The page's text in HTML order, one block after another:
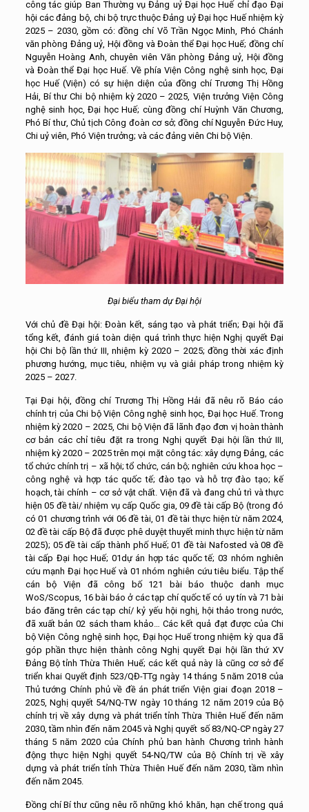
công tác giúp Ban Thường vụ Đảng uỷ Đại học Huế chỉ đạo Đại
hội các đảng bộ, chi bộ trực thuộc Đảng uỷ Đại học Huế nhiệm kỳ
2025 – 2030, gồm có: đồng chí Võ Trần Ngọc Minh, Phó Chánh
văn phòng Đảng uỷ, Hội đồng và Đoàn thể Đại học Huế; đồng chí
Nguyễn Hoàng Anh, chuyên viên Văn phòng Đảng uỷ, Hội đồng
và Đoàn thể Đại học Huế. Về phía Viện Công nghệ sinh học, Đại
học Huế (Viện) có sự hiện diện của đồng chí Trương Thị Hồng
Hải, Bí thư Chi bộ nhiệm kỳ 2020 – 2025, Viện trưởng Viện Công
nghệ sinh học, Đại học Huế; cùng đồng chí Huỳnh Văn Chương,
Phó Bí thư, Chủ tịch Công đoàn cơ sở; đồng chí Nguyễn Đức Huy,
Chi uỷ viên, Phó Viện trưởng; và các đảng viên Chi bộ Viện.
Đại biểu tham dự Đại hội
Với chủ đề Đại hội: Đoàn kết, sáng tạo và phát triển; Đại hội đã
tổng kết, đánh giá toàn diện quá trình thực hiện Nghị quyết Đại
hội Chi bộ lần thứ III, nhiệm kỳ 2020 – 2025; đồng thời xác định
phương hướng, mục tiêu, nhiệm vụ và giải pháp trong nhiệm kỳ
2025 – 2027.
Tại Đại hội, đồng chí Trương Thị Hồng Hải đã nêu rõ Báo cáo
chính trị của Chi bộ Viện Công nghệ sinh học, Đại học Huế. Trong
nhiệm kỳ 2020 – 2025, Chi bộ Viện đã lãnh đạo đơn vị hoàn thành
cơ bản các chỉ tiêu đặt ra trong Nghị quyết Đại hội lần thứ III,
nhiệm kỳ 2020 – 2025 trên mọi mặt công tác: xây dựng Đảng, các
tổ chức chính trị – xã hội; tổ chức, cán bộ; nghiên cứu khoa học –
công nghệ và hợp tác quốc tế; đào tạo và hỗ trợ đào tạo; kế
hoạch, tài chính – cơ sở vật chất. Viện đã và đang chủ trì và thực
hiện 05 đề tài/ nhiệm vụ cấp Quốc gia, 09 đề tài cấp Bộ (trong đó
có 01 chương trình với 06 đề tài, 01 đề tài thực hiện từ năm 2024,
02 đề tài cấp Bộ đã được phê duyệt thuyết minh thực hiện từ năm
2025); 05 đề tài cấp thành phố Huế; 01 đề tài Nafosted và 08 đề
tài cấp Đại học Huế; 01dự án hợp tác quốc tế; 03 nhóm nghiên
cứu mạnh Đại học Huế và 01 nhóm nghiên cứu tiêu biểu. Tập thể
cán bộ Viện đã công bố 121 bài báo thuộc danh mục
WoS/Scopus, 16 bài báo ở các tạp chí quốc tế có uy tín và 71 bài
báo đăng trên các tạp chí/ kỷ yếu hội nghị, hội thảo trong nước,
đã xuất bản 02 sách tham khảo… Các kết quả đạt được của Chi
bộ Viện Công nghệ sinh học, Đại học Huế trong nhiệm kỳ qua đã
góp phần thực hiện thành công Nghị quyết Đại hội lần thứ XV
Đảng Bộ tỉnh Thừa Thiên Huế; các kết quả này là cũng cơ sở để
triển khai Quyết định 523/QĐ-TTg ngày 14 tháng 5 năm 2018 của
Thủ tướng Chính phủ về đề án phát triển Viện giai đoạn 2018 –
2025, Nghị quyết 54/NQ-TW ngày 10 tháng 12 năm 2019 của Bộ
chính trị về xây dựng và phát triển tỉnh Thừa Thiên Huế đến năm
2030, tầm nhìn đến năm 2045 và Nghị quyết số 83/NQ-CP ngày 27
tháng 5 năm 2020 của Chính phủ ban hành Chương trình hành
động thực hiện Nghị quyết 54-NQ/TW của Bộ Chính trị về xây
dựng và phát triển tỉnh Thừa Thiên Huế đến năm 2030, tầm nhìn
đến năm 2045.
Đồng chí Bí thư cũng nêu rõ những khó khăn, hạn chế trong quá